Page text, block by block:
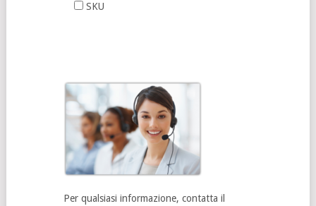
SKU
Per qualsiasi informazione, contatta il